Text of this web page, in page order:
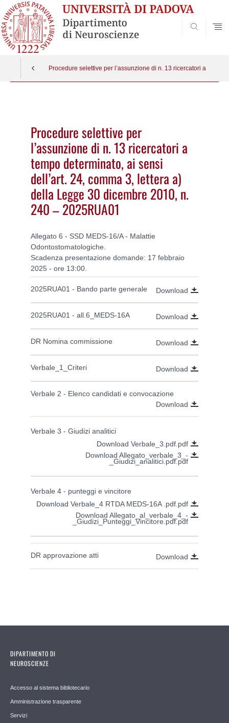
Procedure selettive per l’assunzione di n. 13 ricercatori a
Procedure selettive per
l’assunzione di n. 13 ricercatori a
tempo determinato, ai sensi
dell’art. 24, comma 3, lettera a)
della Legge 30 dicembre 2010, n.
240 – 2025RUA01
Allegato 6 - SSD MEDS-16/A - Malattie
Odontostomatologiche.
Scadenza presentazione domande: 17 febbraio
2025 - ore 13:00.
2025RUA01 - Bando parte generale Download
2025RUA01 - all.6_MEDS-16A Download
DR Nomina commissione Download
Verbale_1_Criteri Download
Verbale 2 - Elenco candidati e convocazione
Download
Verbale 3 - Giudizi analitici
Download Verbale_3.pdf.pdf
Download Allegato_verbale_3_-
_Giudizi_analitici.pdf.pdf
Verbale 4 - punteggi e vincitore
Download Verbale_4 RTDA MEDS-16A .pdf.pdf
Download Allegato_al_verbale_4_-
_Giudizi_Punteggi_Vincitore.pdf.pdf
DR approvazione atti Download
DIPARTIMENTO DI
NEUROSCIENZE
Accesso al sistema bibliotecario
Amministrazione trasparente
Servizi